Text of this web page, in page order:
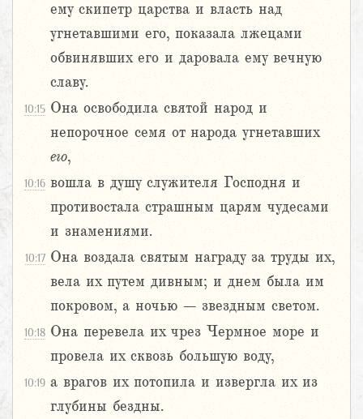
ему скипетр царства и власть над
угнетавшими его, показала лжецами
обвинявших его и даровала ему вечную
славу.
10:15 Она освободила святой народ и
непорочное семя от народа угнетавших
его,
10:16 вошла в душу служителя Господня и
противостала страшным царям чудесами
и знамениями.
10:17 Она воздала святым награду за труды их,
вела их путем дивным; и днем была им
покровом, а ночью – звездным светом.
10:18 Она перевела их чрез Чермное море и
провела их сквозь большую воду,
10:19 а врагов их потопила и извергла их из
глубины бездны.